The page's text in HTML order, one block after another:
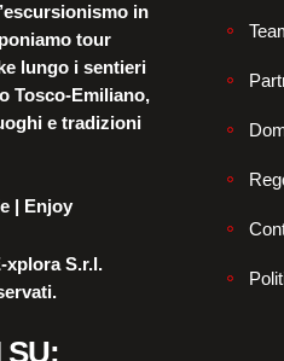
in
tour
lungo i sentieri
Tosco-Emiliano,
e tradizioni
| Enjoy
S.r.l.
SU: